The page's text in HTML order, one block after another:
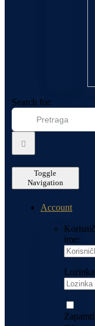
Search for:
Toggle
Navigation
Account
ime:
Zapamti